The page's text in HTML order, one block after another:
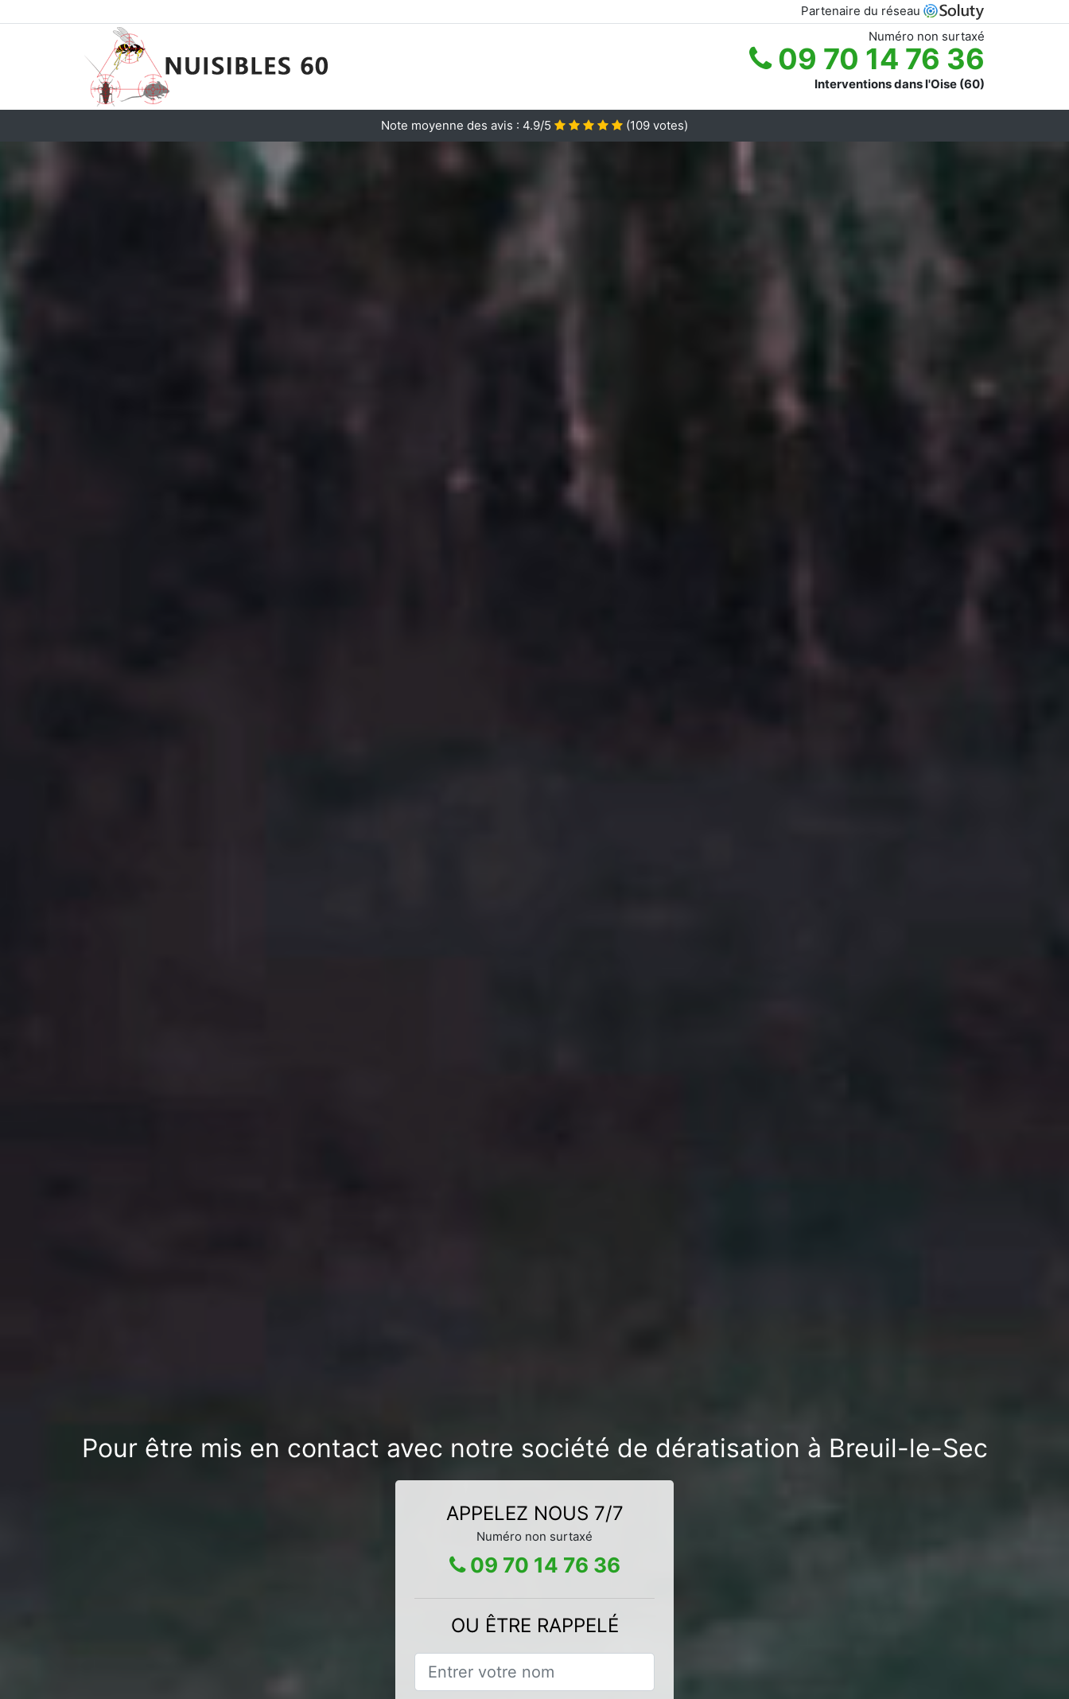
Partenaire du réseau
Numéro non surtaxé
09 70 14 76 36
Interventions dans l'Oise (60)
Note moyenne des avis : 4.9/5 (109 votes)
Pour être mis en contact avec notre société de dératisation à Breuil-le-Sec
APPELEZ NOUS 7/7
Numéro non surtaxé
09 70 14 76 36
OU ÊTRE RAPPELÉ